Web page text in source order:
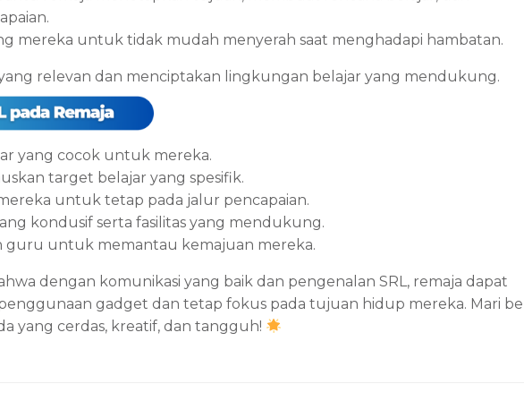
mereka untuk tidak mudah menyerah saat menghadapi hambatan.
relevan dan menciptakan lingkungan belajar yang mendukung.
yang cocok untuk mereka.
target belajar yang spesifik.
untuk tetap pada jalur pencapaian.
kondusif serta fasilitas yang mendukung.
guru untuk memantau kemajuan mereka.
dengan komunikasi yang baik dan pengenalan SRL, remaja dapat
gadget dan tetap fokus pada tujuan hidup mereka. Mari
yang cerdas, kreatif, dan tangguh!